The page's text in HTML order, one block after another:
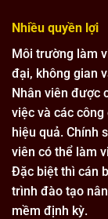
Nhiều quyền lợi
Môi trường làm
đại, không gian
Nhân viên được
việc và các
hiệu quả. Chính
viên có thể làm
Đặc biệt thì cán
trình đào tạo
mềm định kỳ.